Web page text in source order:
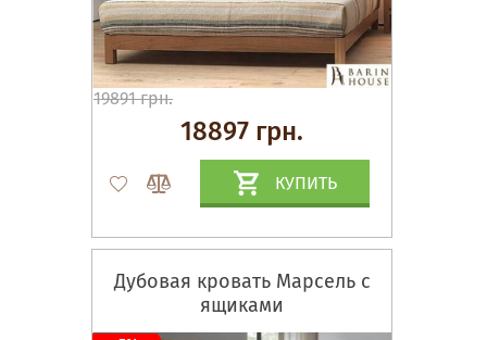
19891 грн.
18897 грн.
КУПИТЬ
Дубовая кровать Марсель с
ящиками